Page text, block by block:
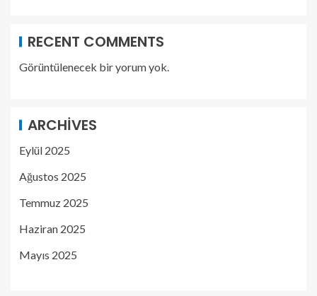
RECENT COMMENTS
Görüntülenecek bir yorum yok.
ARCHIVES
Eylül 2025
Ağustos 2025
Temmuz 2025
Haziran 2025
Mayıs 2025